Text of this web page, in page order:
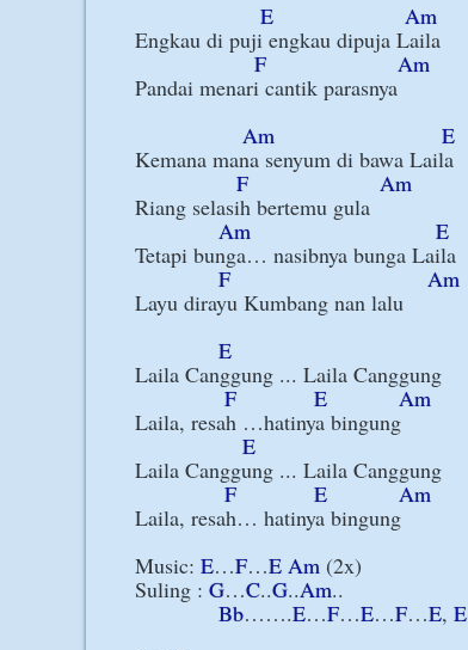
E
Am
Engkau di puji engkau dipuja Laila
F
Am
Pandai menari cantik parasnya
Am
E
Kemana mana senyum di bawa Laila
F
Am
Riang selasih bertemu gula
Am
E
Tetapi bunga… nasibnya bunga Laila
F
Am
Layu dirayu Kumbang nan lalu
E
Laila Canggung ... Laila Canggung
F
E
Am
Laila, resah …hatinya bingung
E
Laila Canggung ... Laila Canggung
F
E
Am
Laila, resah… hatinya bingung
Music: E…F…E Am (2x)
Suling : G…C..G..Am..
Bb…….E…F…E…F…E, E